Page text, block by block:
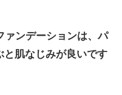
ァンデーションは、パ
と肌なじみが良いです